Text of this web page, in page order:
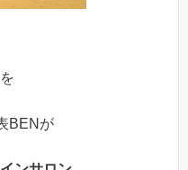
BENが